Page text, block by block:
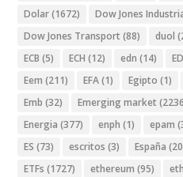
Dolar(1672) Dow Jones
Dow Jones Transport (88) duol
ECB (5) ECH (12) edn (14)
Eem (211) EFA(1) Egipto (1)
Emb (32) Emerging market
Energia (377) enph (1) epam
ES (73) escritos (3) España
ETFs (1727) ethereum (95)